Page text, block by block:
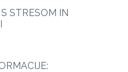
STRESOM IN